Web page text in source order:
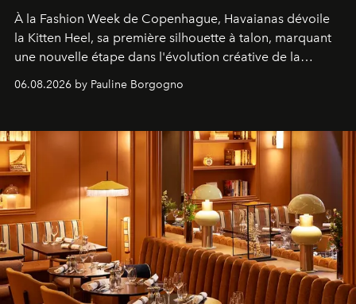
À la Fashion Week de Copenhague, Havaianas dévoile
la Kitten Heel, sa première silhouette à talon, marquant
une nouvelle étape dans l'évolution créative de la
06.08.2026 by Pauline Borgogno